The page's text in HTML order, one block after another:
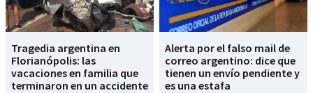
Tragedia argentina en
Florianópolis: las
vacaciones en familia que
terminaron en un accidente
Alerta por el falso mail de
correo argentino: dice que
tienen un envío pendiente y
es una estafa